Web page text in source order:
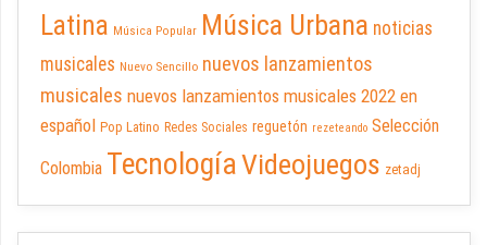
Latina Música Popular Música Urbana noticias
musicales Nuevo Sencillo nuevos lanzamientos
musicales nuevos lanzamientos musicales 2022 en
español Pop Latino Redes Sociales reguetón rezeteando Selección
Colombia TecnologíaVideojuegos zetadj